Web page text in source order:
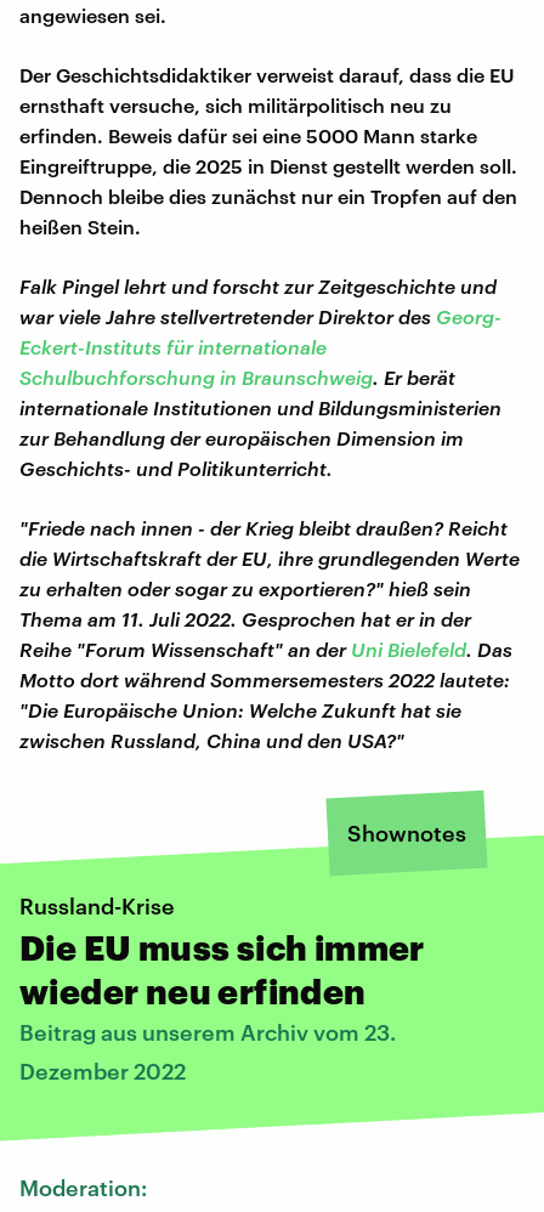
angewiesen sei.
Der Geschichtsdidaktiker verweist darauf, dass die EU
ernsthaft versuche, sich militärpolitisch neu zu
erfinden. Beweis dafür sei eine 5000 Mann starke
Eingreiftruppe, die 2025 in Dienst gestellt werden soll.
Dennoch bleibe dies zunächst nur ein Tropfen auf den
heißen Stein.
Falk Pingel lehrt und forscht zur Zeitgeschichte und
war viele Jahre stellvertretender Direktor des Georg-
Eckert-Instituts für internationale
Schulbuchforschung in Braunschweig. Er berät
internationale Institutionen und Bildungsministerien
zur Behandlung der europäischen Dimension im
Geschichts- und Politikunterricht.
"Friede nach innen - der Krieg bleibt draußen? Reicht
die Wirtschaftskraft der EU, ihre grundlegenden Werte
zu erhalten oder sogar zu exportieren?" hieß sein
Thema am 11. Juli 2022. Gesprochen hat er in der
Reihe "Forum Wissenschaft" an der Uni Bielefeld. Das
Motto dort während Sommersemesters 2022 lautete:
"Die Europäische Union: Welche Zukunft hat sie
zwischen Russland, China und den USA?"
Shownotes
Russland-Krise
Die EU muss sich immer
wieder neu erfinden
Beitrag aus unserem Archiv vom 23.
Dezember 2022
Moderation: